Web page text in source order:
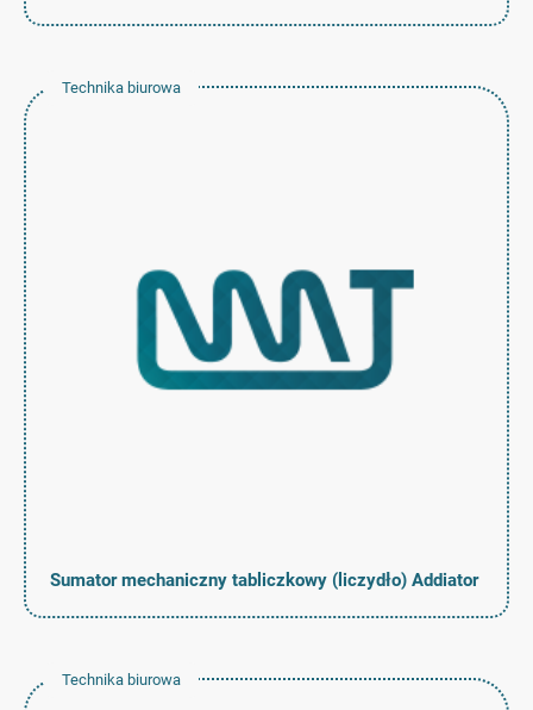
Technika biurowa
Sumator mechaniczny tabliczkowy (liczydło) Addiator
Technika biurowa